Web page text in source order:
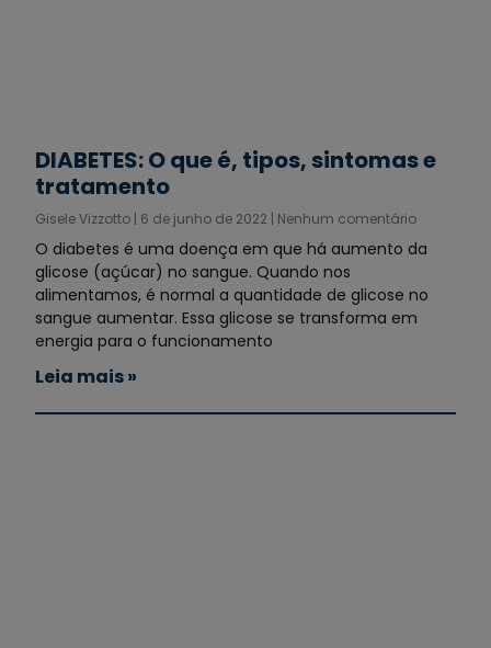
DIABETES: O que é, tipos, sintomas e
tratamento
Gisele Vizzotto 6 de junho de 2022 Nenhum comentário
O diabetes é uma doença em que há aumento da
glicose (açúcar) no sangue. Quando nos
alimentamos, é normal a quantidade de glicose no
sangue aumentar. Essa glicose se transforma em
energia para o funcionamento
Leia mais »